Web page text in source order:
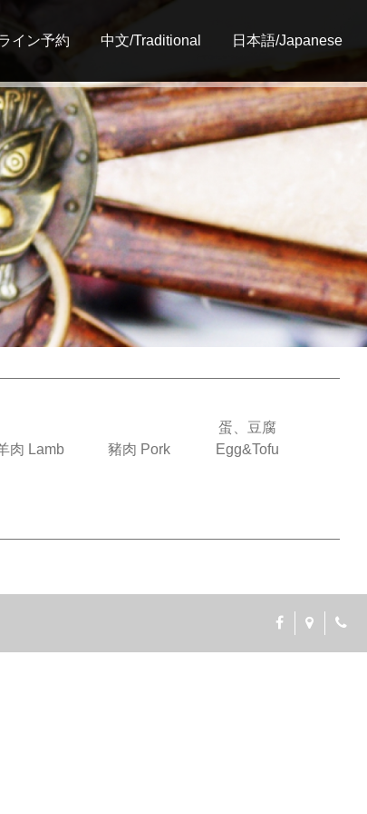
イン予約 中文/Traditional 日本語/Japanese
肉 Lamb 豬肉 Pork
蛋、豆腐
Egg&Tofu